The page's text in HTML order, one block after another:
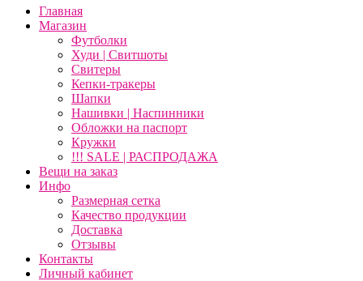
Главная
Магазин
Футболки
Худи | Свитшоты
Свитеры
Кепки-тракеры
Шапки
Нашивки | Наспинники
Обложки на паспорт
Кружки
!!! SALE | РАСПРОДАЖА
Вещи на заказ
Инфо
Размерная сетка
Качество продукции
Доставка
Отзывы
Контакты
Личный кабинет